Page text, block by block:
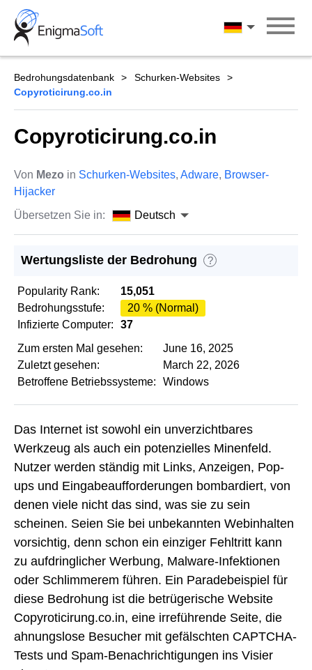
Skip
content
Deutsch
Bedrohungsdatenbank
Schurken-Websites
Copyroticirung.co.in
Copyroticirung.co.in
Von Mezo in Schurken-Websites, Adware, Browser-
Hijacker
Übersetzen Sie in:
Deutsch
Wertungsliste der Bedrohung ?
Popularity Rank:
15,051
Bedrohungsstufe:
20 % (Normal)
Infizierte Computer:
37
Zum ersten Mal gesehen:
June 16, 2025
Zuletzt gesehen:
March 22, 2026
Betroffene Betriebssysteme:
Windows
Das Internet ist sowohl ein unverzichtbares
Werkzeug als auch ein potenzielles Minenfeld.
Nutzer werden ständig mit Links, Anzeigen, Pop-
ups und Eingabeaufforderungen bombardiert, von
denen viele nicht das sind, was sie zu sein
scheinen. Seien Sie bei unbekannten Webinhalten
vorsichtig, denn schon ein einziger Fehltritt kann
zu aufdringlicher Werbung, Malware-Infektionen
oder Schlimmerem führen. Ein Paradebeispiel für
diese Bedrohung ist die betrügerische Website
Copyroticirung.co.in, eine irreführende Seite, die
ahnungslose Besucher mit gefälschten CAPTCHA-
Tests und Spam-Benachrichtigungen ins Visier